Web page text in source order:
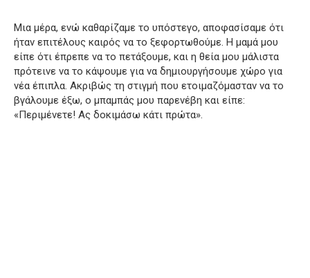
Μια μέρα, ενώ καθαρίζαμε το υπόστεγο, αποφασίσαμε ότι
ήταν επιτέλους καιρός να το ξεφορτωθούμε. Η μαμά μου
είπε ότι έπρεπε να το πετάξουμε, και η θεία μου μάλιστα
πρότεινε να το κάψουμε για να δημιουργήσουμε χώρο για
νέα έπιπλα. Ακριβώς τη στιγμή που ετοιμαζόμασταν να το
βγάλουμε έξω, ο μπαμπάς μου παρενέβη και είπε:
«Περιμένετε! Ας δοκιμάσω κάτι πρώτα».